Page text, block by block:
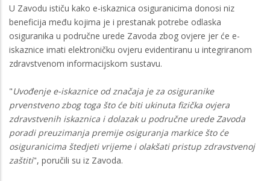
U Zavodu ističu kako e-iskaznica osiguranicima donosi niz
beneficija među kojima je i prestanak potrebe odlaska
osiguranika u područne urede Zavoda zbog ovjere jer će e-
iskaznice imati elektroničku ovjeru evidentiranu u integriranom
zdravstvenom informacijskom sustavu.
"Uvođenje e-iskaznice od značaja je za osiguranike
prvenstveno zbog toga što će biti ukinuta fizička ovjera
zdravstvenih iskaznica i dolazak u područne urede Zavoda
poradi preuzimanja premije osiguranja markice što će
osiguranicima štedjeti vrijeme i olakšati pristup zdravstvenoj
zaštiti", poručili su iz Zavoda.